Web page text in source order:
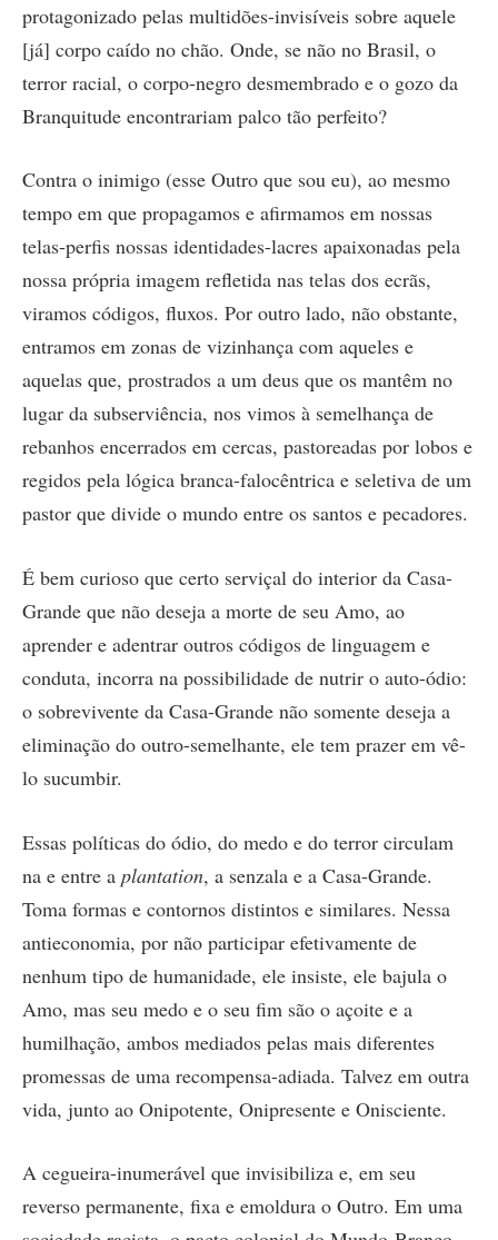
protagonizado pelas multidões-invisíveis sobre aquele
[já] corpo caído no chão. Onde, se não no Brasil, o
terror racial, o corpo-negro desmembrado e o gozo da
Branquitude encontrariam palco tão perfeito?
Contra o inimigo (esse Outro que sou eu), ao mesmo
tempo em que propagamos e afirmamos em nossas
telas-perfis nossas identidades-lacres apaixonadas pela
nossa própria imagem refletida nas telas dos ecrãs,
viramos códigos, fluxos. Por outro lado, não obstante,
entramos em zonas de vizinhança com aqueles e
aquelas que, prostrados a um deus que os mantêm no
lugar da subserviência, nos vimos à semelhança de
rebanhos encerrados em cercas, pastoreadas por lobos e
regidos pela lógica branca-falocêntrica e seletiva de um
pastor que divide o mundo entre os santos e pecadores.
É bem curioso que certo serviçal do interior da Casa-
Grande que não deseja a morte de seu Amo, ao
aprender e adentrar outros códigos de linguagem e
conduta, incorra na possibilidade de nutrir o auto-ódio:
o sobrevivente da Casa-Grande não somente deseja a
eliminação do outro-semelhante, ele tem prazer em vê-
lo sucumbir.
Essas políticas do ódio, do medo e do terror circulam
na e entre a plantation, a senzala e a Casa-Grande.
Toma formas e contornos distintos e similares. Nessa
antieconomia, por não participar efetivamente de
nenhum tipo de humanidade, ele insiste, ele bajula o
Amo, mas seu medo e o seu fim são o açoite e a
humilhação, ambos mediados pelas mais diferentes
promessas de uma recompensa-adiada. Talvez em outra
vida, junto ao Onipotente, Onipresente e Onisciente.
A cegueira-inumerável que invisibiliza e, em seu
reverso permanente, fixa e emoldura o Outro. Em uma